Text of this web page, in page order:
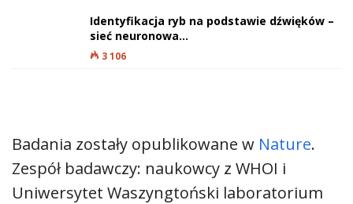
Identyfikacja ryb na podstawie dźwięków –
sieć neuronowa…
3 106
Badania zostały opublikowane w Nature.
Zespół badawczy: naukowcy z WHOI i
Uniwersytet Waszyngtoński laboratorium